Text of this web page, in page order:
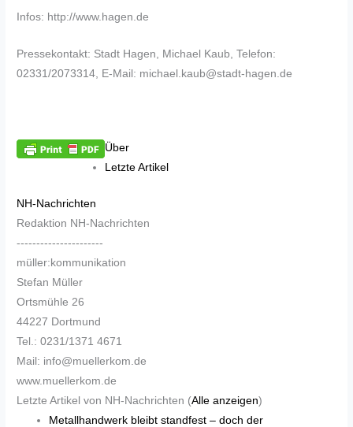
Infos: http://www.hagen.de
Pressekontakt: Stadt Hagen, Michael Kaub, Telefon:
02331/2073314, E-Mail: michael.kaub@stadt-hagen.de
Über
Letzte Artikel
NH-Nachrichten
Redaktion NH-Nachrichten
----------------------
müller:kommunikation
Stefan Müller
Ortsmühle 26
44227 Dortmund
Tel.: 0231/1371 4671
Mail: info@muellerkom.de
www.muellerkom.de
Letzte Artikel von NH-Nachrichten (Alle anzeigen)
Metallhandwerk bleibt standfest – doch der